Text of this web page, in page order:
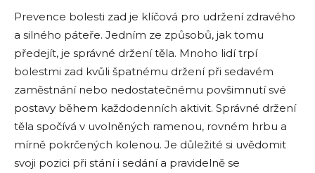
Prevence bolesti zad je klíčová pro udržení zdravého
a silného páteře. Jedním ze způsobů, jak tomu
předejít, je správné držení těla. Mnoho lidí trpí
bolestmi zad kvůli špatnému držení při sedavém
zaměstnání nebo nedostatečnému povšimnutí své
postavy během každodenních aktivit. Správné držení
těla spočívá v uvolněných ramenou, rovném hrbu a
mírně pokrčených kolenou. Je důležité si uvědomit
svoji pozici při stání i sedání a pravidelně se